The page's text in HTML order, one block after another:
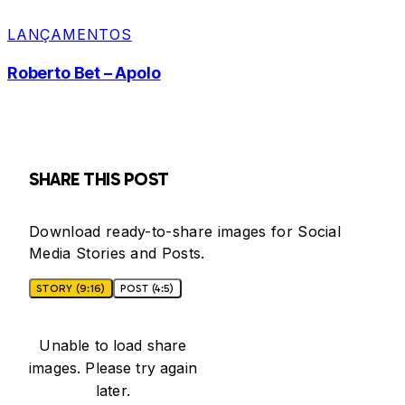
LANÇAMENTOS
Roberto Bet – Apolo
SHARE THIS POST
Download ready-to-share images for Social
Media Stories and Posts.
STORY (9:16) POST (4:5)
Unable to load share
images. Please try again
later.